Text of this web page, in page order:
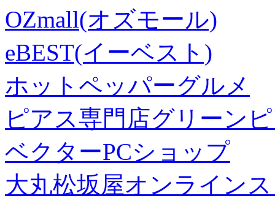
OZmall(オズモール)
eBEST(イーベスト)
ホットペッパーグルメ
ピアス専門店グリーン
ベクターPCショップ
大丸松坂屋オンライン